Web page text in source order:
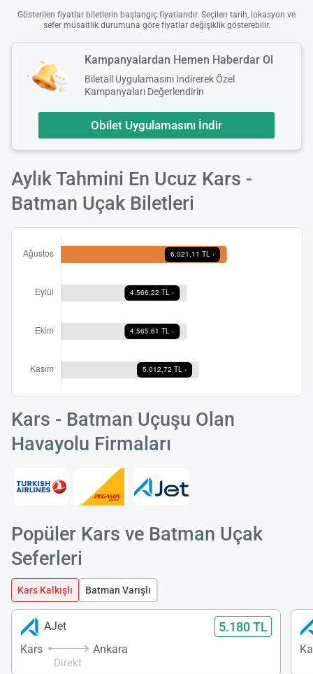
Gösterilen fiyatlar biletlerin başlangıç fiyatlarıdır. Seçilen tarih, lokasyon ve
sefer müsaitlik durumuna göre fiyatlar değişiklik gösterebilir.
Kampanyalardan Hemen Haberdar Ol
Biletall Uygulamasını Indirerek Özel
Kampanyaları Değerlendirin
Obilet Uygulamasını İndir
Aylık Tahmini En Ucuz Kars -
Batman Uçak Biletleri
Kars - Batman Uçuşu Olan
Havayolu Firmaları
Popüler Kars ve Batman Uçak
Seferleri
Kars Kalkışlı Batman Varışlı
AJet 5.180 TL
Kars
Direkt
Ankara